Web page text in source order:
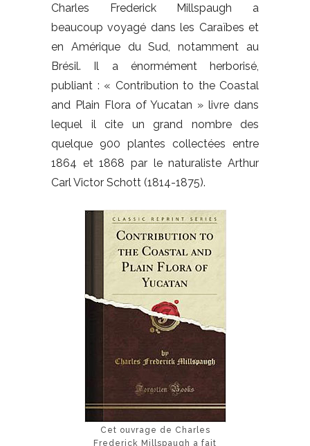
Charles Frederick Millspaugh a
beaucoup voyagé dans les Caraïbes et
en Amérique du Sud, notamment au
Brésil. Il a énormément herborisé,
publiant : « Contribution to the Coastal
and Plain Flora of Yucatan » livre dans
lequel il cite un grand nombre des
quelque 900 plantes collectées entre
1864 et 1868 par le naturaliste Arthur
Carl Victor Schott (1814-1875).
Cet ouvrage de Charles
Frederick Millspaugh a fait